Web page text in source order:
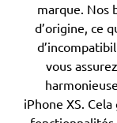
marque. Nos
d’origine, ce
vous
iPhone XS.